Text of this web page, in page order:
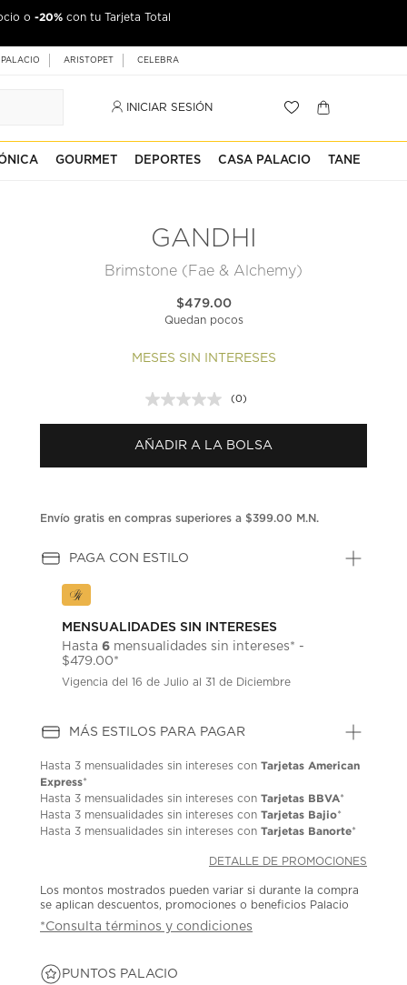
o -20% con tu Tarjeta Total
ARISTOPET CELEBRA
INICIAR SESIÓN
GOURMET DEPORTES CASA PALACIO TANE
GANDHI
Brimstone (Fae & Alchemy)
$479.00
Quedan pocos
MESES SIN INTERESES
Sin
puntuación.
en
la
(0)
AÑADIR A LA BOLSA
Envío gratis en compras superiores a $399.00 M.N.
PAGA CON ESTILO
MENSUALIDADES SIN INTERESES
Hasta6 mensualidades sin intereses* -
$479.00*
Vigencia del 16 de Julio al 31 de Diciembre
MÁS ESTILOS PARA PAGAR
Hasta 3 mensualidades sin intereses conTarjetas American
Express*
Hasta 3 mensualidades sin intereses conTarjetas BBVA*
Hasta 3 mensualidades sin intereses conTarjetas Bajio*
Hasta 3 mensualidades sin intereses conTarjetas Banorte*
DETALLE DE PROMOCIONES
Los montos mostrados pueden variar si durante la compra
se aplican descuentos, promociones o beneficios Palacio
*Consulta términos y condiciones
PUNTOS PALACIO